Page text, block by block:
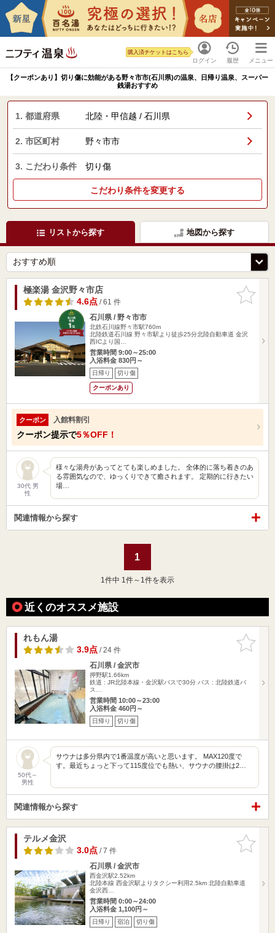
ログイン
購入済チケットはこちら
履歴 メニュー
【クーポンあり】切り傷に効能がある野々市市(石川県)の温泉、日帰り温泉、スーパー
銭湯おすすめ
1. 都道府県 北陸・甲信越 / 石川県
2. 市区町村 野々市市
3. こだわり条件 切り傷
こだわり条件を変更する
リストから探す 地図から探す
お気に入
りに追加
極楽湯 金沢野々市店
4.6点/ 61 件
石川県 / 野々市市
北鉄石川線野々市駅760m
北陸鉄道石川線 野々市駅より徒歩25分北陸自動車道 金沢
西ICより国…
営業時間 9:00～25:00
入浴料金 830円～
日帰り 切り傷
クーポンあり
クーポン 入館料割引
クーポン提示で5％OFF！
30代 男
性
様々な湯舟があってとても楽しめました。 全体的に落ち着きのあ
る雰囲気なので、ゆっくりできて癒されます。 定期的に行きたい
場…
関連情報から探す
1
1 件中 1件～1件を表示
近くのオススメ施設
お気に入
りに追加
れもん湯
3.9点/ 24 件
石川県 / 金沢市
押野駅1.66km
鉄道 : JR北陸本線・金沢駅バスで30分 バス : 北陸鉄道バ
ス…
営業時間 10:00～23:00
入浴料金 460円～
日帰り 切り傷
50代～
男性
サウナは多分県内で1番温度が高いと思います。 MAX120度で
す。最近ちょっと下って115度位でも熱い、サウナの腰掛は2…
関連情報から探す
お気に入
りに追加
テルメ金沢
3.0点/ 7 件
石川県 / 金沢市
西金沢駅2.52km
北陸本線 西金沢駅よりタクシー利用2.5km 北陸自動車道
金沢西…
営業時間 0:00～24:00
入浴料金 1,100円～
日帰り 宿泊 切り傷